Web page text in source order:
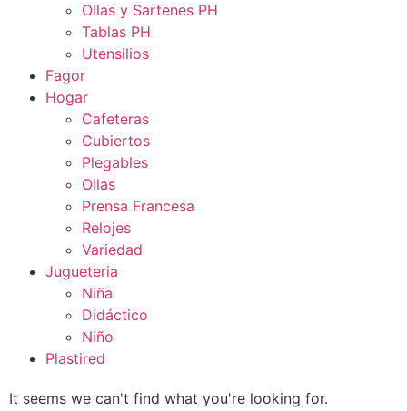
Ollas y Sartenes PH
Tablas PH
Utensilios
Fagor
Hogar
Cafeteras
Cubiertos
Plegables
Ollas
Prensa Francesa
Relojes
Variedad
Jugueteria
Niña
Didáctico
Niño
Plastired
It seems we can't find what you're looking for.